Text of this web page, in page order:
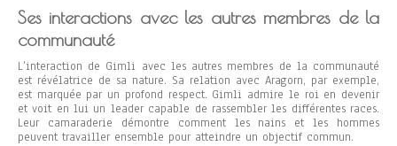
Ses interactions avec les autres membres de la
communauté
L’interaction de Gimli avec les autres membres de la communauté
est révélatrice de sa nature. Sa relation avec Aragorn, par exemple,
est marquée par un profond respect. Gimli admire le roi en devenir
et voit en lui un leader capable de rassembler les différentes races.
Leur camaraderie démontre comment les nains et les hommes
peuvent travailler ensemble pour atteindre un objectif commun.